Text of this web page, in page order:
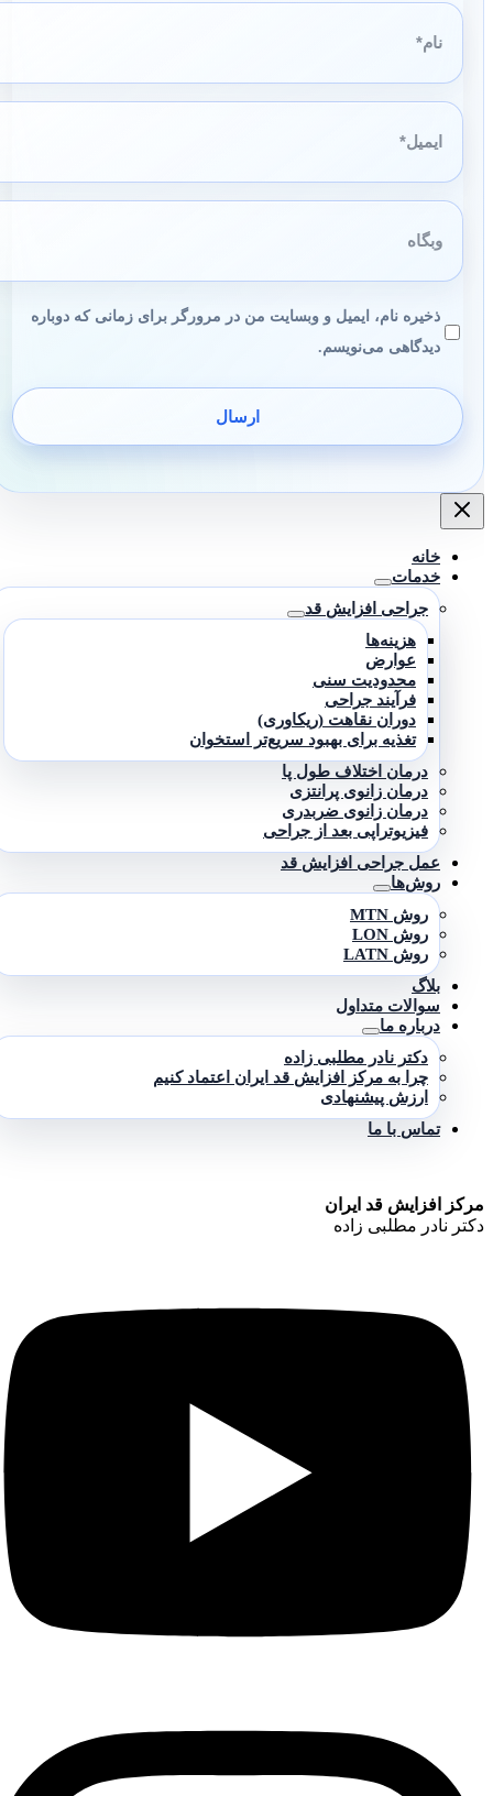
نام*
ایمیل*
وبگاه
ذخیره نام، ایمیل و وبسایت من در مرورگر برای زمانی که دوباره
دیدگاهی می‌نویسم.
خانه
خدمات
جراحی افزایش قد
هزینه‌ها
عوارض
محدودیت سنی
فرآیند جراحی
دوران نقاهت (ریکاوری)
تغذیه برای بهبود سریع‌تر استخوان
درمان اختلاف طول پا
درمان زانوی پرانتزی
درمان زانوی ضربدری
فیزیوتراپی بعد از جراحی
عمل جراحی افزایش قد
روش‌ها
روش MTN
روش LON
روش LATN
بلاگ
سوالات متداول
درباره ما
دکتر نادر مطلبی زاده
چرا به مرکز افزایش قد ایران اعتماد کنیم
ارزش پیشنهادی
تماس با ما
مرکز افزایش قد ایران
دکتر نادر مطلبی زاده